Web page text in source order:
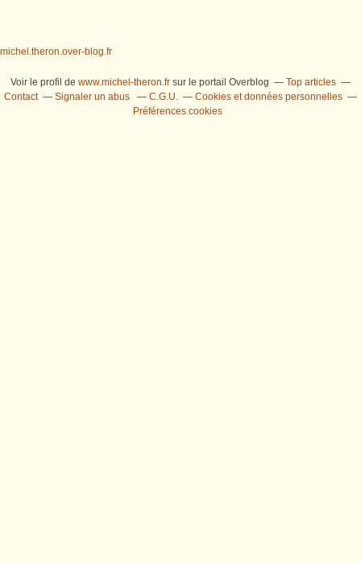
michel.theron.over-blog.fr
Voir le profil de www.michel-theron.fr sur le portail Overblog
Top articles
Contact
Signaler un abus C.G.U.
Cookies et données personnelles
Préférences cookies